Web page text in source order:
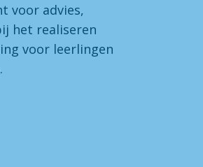
voor advies,
het realiseren
voor leerlingen